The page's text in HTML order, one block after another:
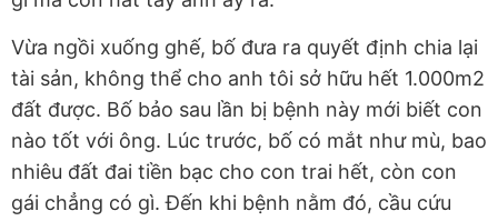
Vừa ngồi xuống ghế, bố đưa ra quyết định chia lại
tài sản, không thể cho anh tôi sở hữu hết 1.000m2
đất được. Bố bảo sau lần bị bệnh này mới biết con
nào tốt với ông. Lúc trước, bố có mắt như mù, bao
nhiêu đất đai tiền bạc cho con trai hết, còn con
gái chẳng có gì. Đến khi bệnh nằm đó, cầu cứu